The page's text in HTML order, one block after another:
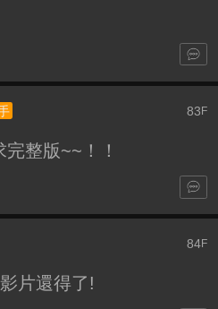
83 F
整版~~！！
84F
片還得了!